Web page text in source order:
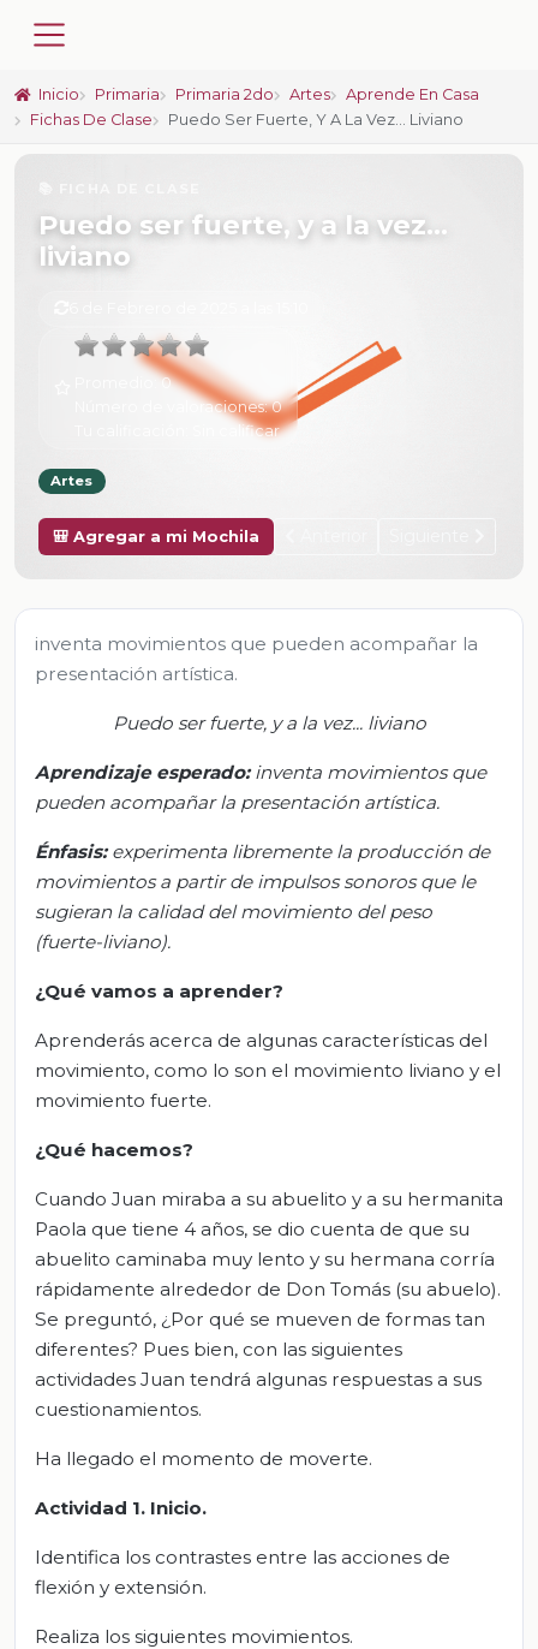
Inicio Primaria Primaria 2do Artes
Aprende En Casa
Fichas De Clase
Puedo Ser Fuerte, Y A La Vez... Liviano
Puedo ser fuerte, y a la vez...
liviano
Promedio:0
Número de valoraciones:0
Sin calificar
Artes
🎒 Agregar a mi Mochila
inventa movimientos que pueden acompañar la
presentación artística.
Puedo ser fuerte, y a la vez... liviano
Aprendizaje esperado: inventa movimientos que
pueden acompañar la presentación artística.
Énfasis: experimenta libremente la producción de
movimientos a partir de impulsos sonoros que le
sugieran la calidad del movimiento del peso
(fuerte-liviano).
¿Qué vamos a aprender?
Aprenderás acerca de algunas características del
movimiento, como lo son el movimiento liviano y el
movimiento fuerte.
¿Qué hacemos?
Cuando Juan miraba a su abuelito y a su hermanita
Paola que tiene 4 años, se dio cuenta de que su
abuelito caminaba muy lento y su hermana corría
rápidamente alrededor de Don Tomás (su abuelo).
Se preguntó, ¿Por qué se mueven de formas tan
diferentes? Pues bien, con las siguientes
actividades Juan tendrá algunas respuestas a sus
cuestionamientos.
Ha llegado el momento de moverte.
Actividad 1. Inicio.
Identifica los contrastes entre las acciones de
flexión y extensión.
Realiza los siguientes movimientos.